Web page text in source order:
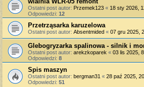
Ostatni post autor: Przemek123 « 18 sty 2026,
Odpowiedzi: 12
Przetrząsarka karuzelowa
Ostatni post autor: Absentmided « 07 gru 2025,
Glebogryzarka spalinowa - silnik i
Ostatni post autor: arekzkoparek « 03 lis 2025,
Odpowiedzi: 8
Spis maszyn
Ostatni post autor: bergman31 « 28 paź 2025,
Odpowiedzi: 51